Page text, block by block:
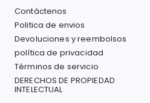
Contáctenos
Politica de envios
Devoluciones y reembolsos
política de privacidad
Términos de servicio
DERECHOS DE PROPIEDAD
INTELECTUAL